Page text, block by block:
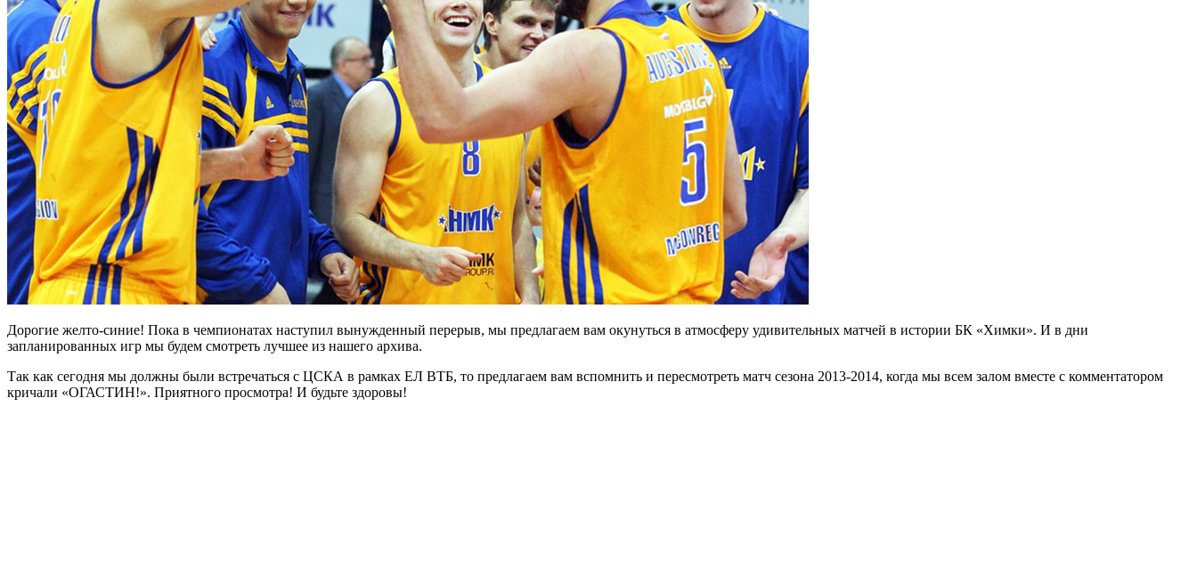
Дорогие желто-синие! Пока в чемпионатах наступил вынужденный перерыв, мы предлагаем вам окунуться в атмосферу удивительных матчей в истории БК «Химки». И в дни
запланированных игр мы будем смотреть лучшее из нашего архива.
Так как сегодня мы должны были встречаться с ЦСКА в рамках ЕЛ ВТБ, то предлагаем вам вспомнить и пересмотреть матч сезона 2013-2014, когда мы всем залом вместе с комментатором
кричали «ОГАСТИН!». Приятного просмотра! И будьте здоровы!